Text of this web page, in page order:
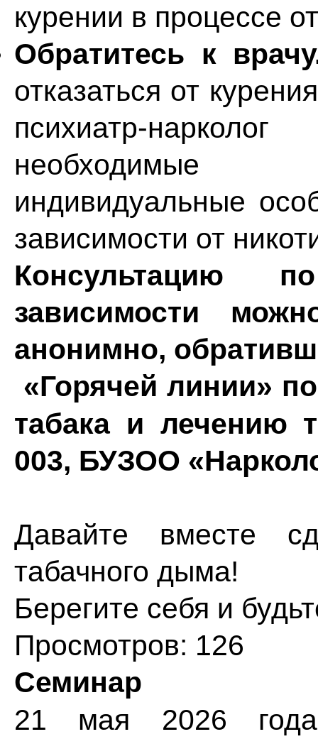
курении в процессе
Обратитесь к
отказаться от
психиатр-
необходимые
индивидуальные
зависимости от
Консультацию
зависимости
анонимно,
«Горячей линии»
табака и лечению
003, БУЗОО
Давайте вместе
табачного дыма!
Берегите себя и
Просмотров: 126
Семинар
21 мая 2026